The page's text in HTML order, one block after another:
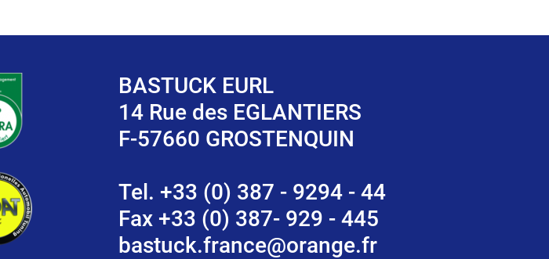
BASTUCK EURL
14 Rue des EGLANTIERS
F-57660 GROSTENQUIN
Tel. +33 (0) 387 - 9294 - 44
Fax +33 (0) 387- 929 - 445
bastuck.france@orange.fr